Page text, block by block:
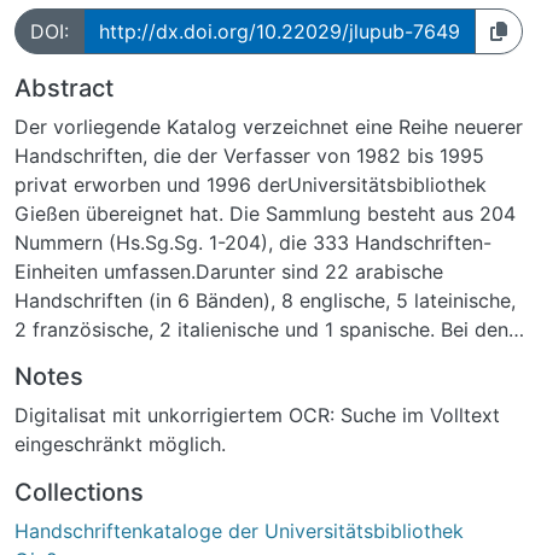
DOI: http://dx.doi.org/10.22029/jlupub-7649
Abstract
Der vorliegende Katalog verzeichnet eine Reihe neuerer
Handschriften, die der Verfasser von 1982 bis 1995
privat erworben und 1996 derUniversitätsbibliothek
Gießen übereignet hat. Die Sammlung besteht aus 204
Nummern (Hs.Sg.Sg. 1-204), die 333 Handschriften-
Einheiten umfassen.Darunter sind 22 arabische
Handschriften (in 6 Bänden), 8 englische, 5 lateinische,
2 französische, 2 italienische und 1 spanische. Bei den
und Kreis Gießen betreffende Einheiten einen
Schwerpunkt. Einen großen Anteil in der
Zusammensetzung haben Vorlesungsnachschriften mit
mit 49 Einheiten vertreten,darunter z.B. eine Sammlung
von Feldpostbriefen des Krieges 1870/71 - die
Notes
Digitalisat mit unkorrigiertem OCR: Suche im Volltext
eingeschränkt möglich.
Collections
Handschriftenkataloge der Universitätsbibliothek